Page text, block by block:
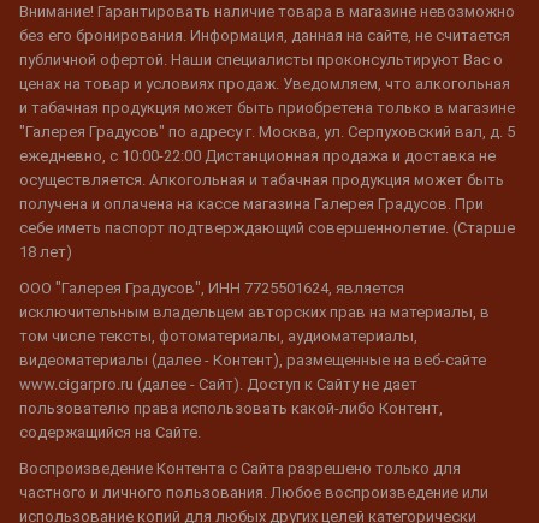
Внимание! Гарантировать наличие товара в магазине невозможно
без его бронирования. Информация, данная на сайте, не считается
публичной офертой. Наши специалисты проконсультируют Вас о
ценах на товар и условиях продаж. Уведомляем, что алкогольная
и табачная продукция может быть приобретена только в магазине
"Галерея Градусов" по адресу г. Москва, ул. Серпуховский вал, д. 5
ежедневно, с 10:00-22:00 Дистанционная продажа и доставка не
осуществляется. Алкогольная и табачная продукция может быть
получена и оплачена на кассе магазина Галерея Градусов. При
себе иметь паспорт подтверждающий совершеннолетие. (Старше
18 лет)
ООО "Галерея Градусов", ИНН 7725501624, является
исключительным владельцем авторских прав на материалы, в
том числе тексты, фотоматериалы, аудиоматериалы,
видеоматериалы (далее - Контент), размещенные на веб-сайте
www.cigarpro.ru (далее - Сайт). Доступ к Сайту не дает
пользователю права использовать какой-либо Контент,
содержащийся на Сайте.
Воспроизведение Контента с Сайта разрешено только для
частного и личного пользования. Любое воспроизведение или
использование копий для любых других целей категорически